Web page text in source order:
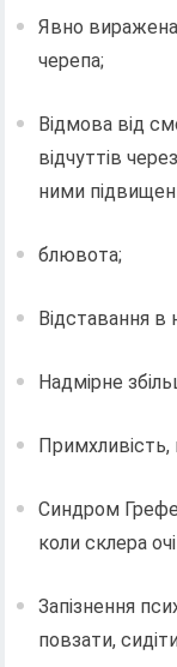
Явно
черепа;
Відмова від
відчуттів
ними
блювота;
Відставання в
Надмірне
Примхливість,
Синдром
коли склера
Запізнення
повзати,